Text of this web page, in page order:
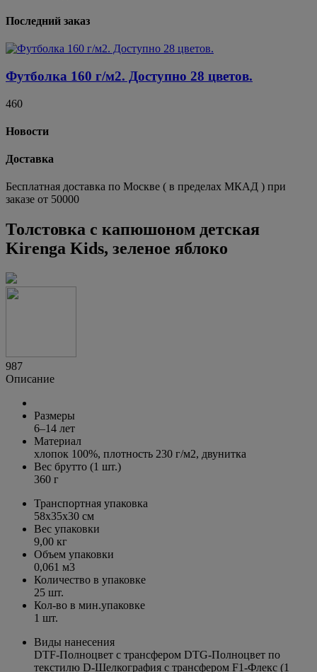
Последний заказ
Футболка 160 г/м2. Доступно 28 цветов.
460
Новости
Доставка
Бесплатная доставка по Москве ( в пределах МКАД ) при
заказе от 50000
Толстовка с капюшоном детская
Kirenga Kids, зеленое яблоко
987
Описание
Размеры
6–14 лет
Материал
хлопок 100%, плотность 230 г/м2, двунитка
Вес брутто (1 шт.)
360 г
Транспортная упаковка
58x35x30 см
Вес упаковки
9,00 кг
Объем упаковки
0,061 м3
Количество в упаковке
25 шт.
Кол-во в мин.упаковке
1 шт.
Виды нанесения
DTF-Полноцвет с трансфером DTG-Полноцвет по
текстилю D-Шелкография с трансфером F1-Флекс (1